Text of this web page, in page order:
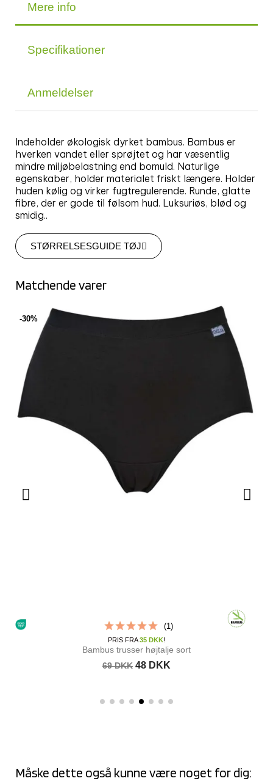
Mere info
Specifikationer
Anmeldelser
Indeholder økologisk dyrket bambus. Bambus er
hverken vandet eller sprøjtet og har væsentlig
mindre miljøbelastning end bomuld. Naturlige
egenskaber, holder materialet friskt længere. Holder
huden kølig og virker fugtregulerende. Runde, glatte
fibre, der er gode til følsom hud. Luksuriøs, blød og
smidig..
STØRRELSESGUIDE TØJ
Matchende varer
Bambus trusser højtalje sort
69 DKK
PRIS FRA35 DKK!
48 DKK
(1)
-30%
Måske dette også kunne være noget for dig: